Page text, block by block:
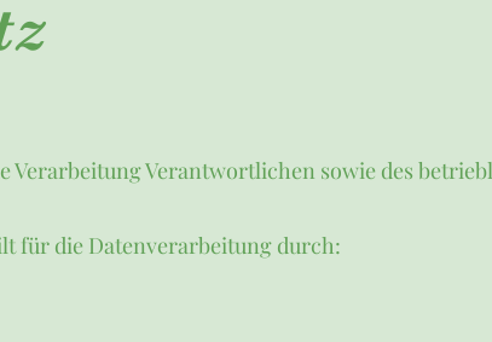
Verarbeitung Verantwortlichen sowie des
für die Datenverarbeitung durch: